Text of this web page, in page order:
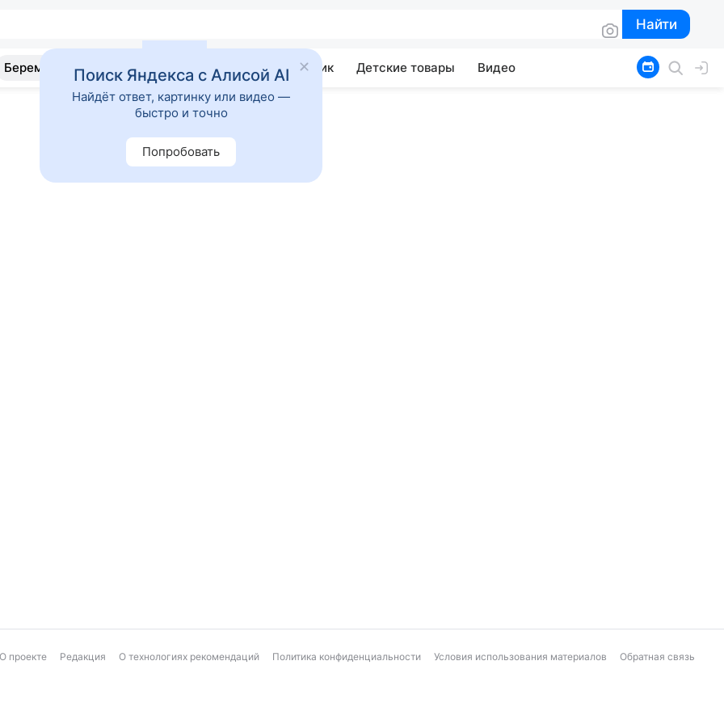
Найти
Найти
Беременность Развитие Почемучка Учебник Детские товары Видео
О проекте Редакция О технологиях рекомендаций Политика конфиденциальности Условия использования материалов Обратная связь
Поиск Яндекса с Алисой AI
Найдёт ответ, картинку или видео —
быстро и точно
Попробовать